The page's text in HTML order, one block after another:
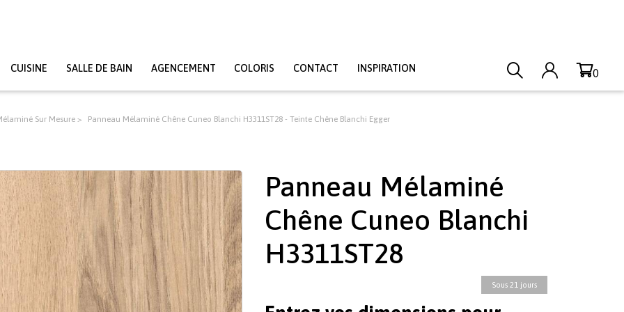
CUISINE SALLE DE BAIN AGENCEMENT COLORIS CONTACT INSPIRATION 0
Sur Mesure Panneau Mélaminé Chêne Cuneo Blanchi H3311ST28 - Teinte Chêne Blanchi Egger
Panneau Mélaminé
Chêne Cuneo Blanchi
H3311ST28
Sous 21 jours